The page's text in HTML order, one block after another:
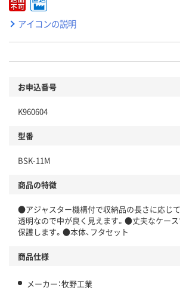
アイコンの説明
お申込番号
K960604
型番
BSK-11M
商品の特徴
●アジャスター機構付で収納品の長さに応じ
透明なので中が良く見えます。●丈夫なケー
保護します。●本体、フタセット
商品仕様
メーカー：牧野工業